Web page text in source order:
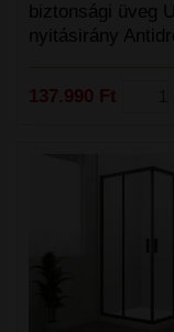
biztonsági üveg
nyitásirány
137.990 Ft